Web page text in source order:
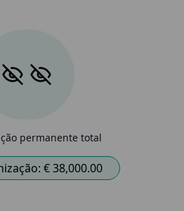
permanente total
€ 38,000.00